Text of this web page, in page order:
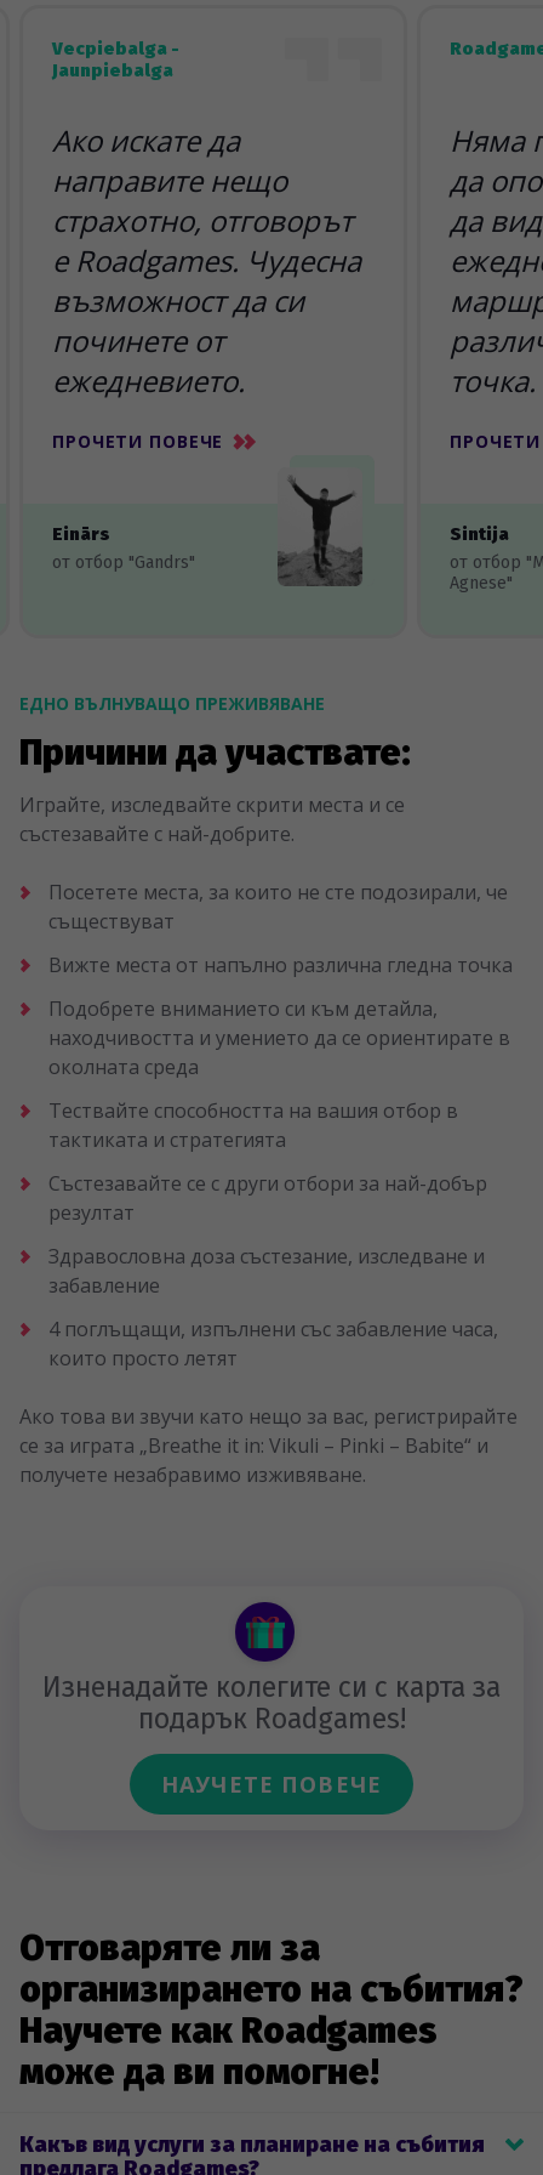
Vecpiebalga -
Jaunpiebalga
Ако искате да
направите нещо
страхотно, отговорът
е Roadgames. Чудесна
възможност да си
починете от
ежедневието.
ПРОЧЕТИ ПОВЕЧЕ
Einārs
от отбор "Gandrs"
Няма
да
да
точка.
Sintija
от отбор
Agnese"
ЕДНО ВЪЛНУВАЩО ПРЕЖИВЯВАНЕ
Причини да участвате:
Играйте, изследвайте скрити места и се
състезавайте с най-добрите.
Посетете места, за които не сте подозирали, че
съществуват
Вижте места от напълно различна гледна точка
Подобрете вниманието си към детайла,
находчивостта и умението да се ориентирате в
околната среда
Тествайте способността на вашия отбор в
тактиката и стратегията
Състезавайте се с други отбори за най-добър
резултат
Здравословна доза състезание, изследване и
забавление
4 поглъщащи, изпълнени със забавление часа,
които просто летят
Ако това ви звучи като нещо за вас, регистрирайте
се за играта „Breathe it in: Vikuli – Pinki – Babite“ и
получете незабравимо изживяване.
Изненадайте колегите си с карта за
подарък Roadgames!
НАУЧЕТЕ ПОВЕЧЕ
Отговаряте ли за
организирането на събития?
Научете как Roadgames
може да ви помогне!
Какъв вид услуги за планиране на събития
предлага Roadgames?